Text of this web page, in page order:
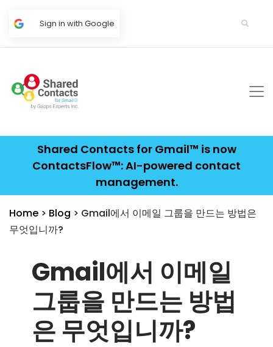
Sign in with Google
Shared Contacts for Gmail™ is now
ContactsFlow™: AI-powered contact
management.
Home > Blog > Gmail에서 이메일 그룹을 만드는 방법은
무엇입니까?
Gmail에서 이메일
그룹을 만드는 방법
은 무엇입니까?